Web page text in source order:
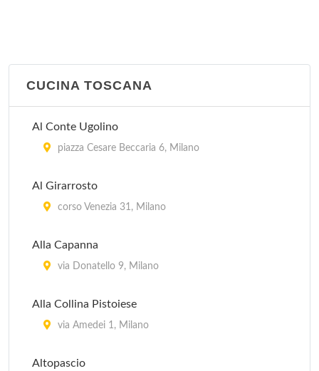
viale Gian Galeazzo 6, Milano
CUCINA TOSCANA
Al Conte Ugolino
piazza Cesare Beccaria 6, Milano
Al Girarrosto
corso Venezia 31, Milano
Alla Capanna
via Donatello 9, Milano
Alla Collina Pistoiese
via Amedei 1, Milano
Altopascio